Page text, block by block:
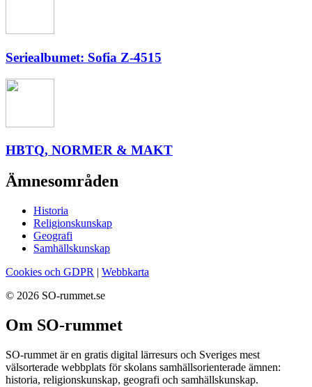
Seriealbumet: Sofia Z-4515
HBTQ, NORMER & MAKT
Ämnesområden
Historia
Religionskunskap
Geografi
Samhällskunskap
Cookies och GDPR | Webbkarta
© 2026 SO-rummet.se
Om SO-rummet
SO-rummet är en gratis digital lärresurs och Sveriges mest
välsorterade webbplats för skolans samhällsorienterade ämnen:
historia, religionskunskap, geografi och samhällskunskap.